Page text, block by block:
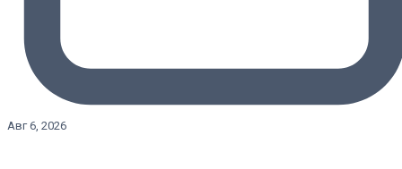
Авг 6, 2026